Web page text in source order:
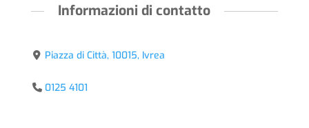
Informazioni di contatto
Piazza di Città, 10015, Ivrea
0125 4101